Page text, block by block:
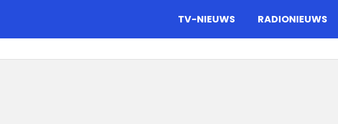
TV-NIEUWS RADIONIEUWS